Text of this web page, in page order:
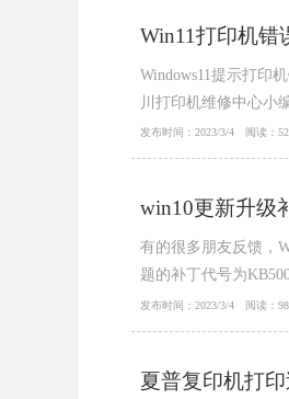
Win11打印机错
Windows11提示打印
川打印机维修中心小
发布时间：2023/3/4 阅读：
win10更新升级
有的很多朋友反馈，
题的补丁代号为
家带...
发布时间：2023/3/4 阅读：
夏普复印机打